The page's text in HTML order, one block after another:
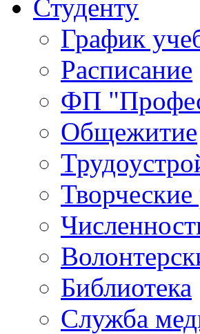
Студенту
График
Расписание
ФП
Общежитие
Библиотека
Служба